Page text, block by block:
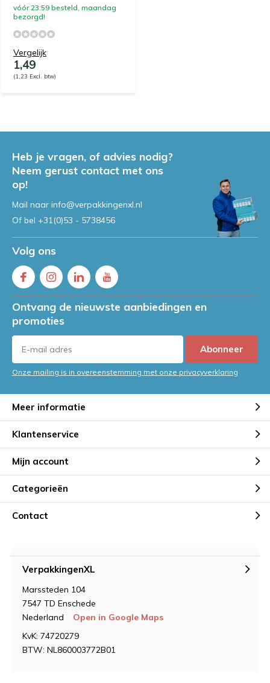
vóór 23:59 besteld, maandag
bezorgd!
Vergelijk
1,49
(1,23 Excl. btw)
Heb je vragen, of advies nodig?
Neem gerust contact met ons
op!
Mail naar info@verpakkingenxl.nl
Of bel +31(0)53 - 5738456
Volg ons
Ontvang de nieuwste aanbiedingen en
promoties
Abonneer
Onze mailing is in overeenstemming met onze privacyverklaring
Meer informatie
Klantenservice
Mijn account
Categorieën
Contact
VerpakkingenXL
Marssteden 104
7547 TD Enschede
Nederland
Open in Google Maps
KvK: 74720279
BTW: NL860003772B01